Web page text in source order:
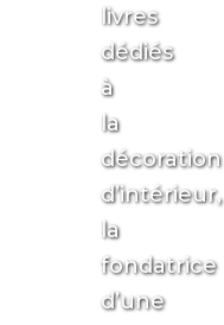
livres
dédiés
à
la
décoration
d’intérieur,
la
fondatrice
d’une